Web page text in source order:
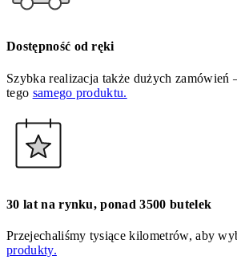
Dostępność od ręki
Szybka realizacja także dużych zamówień
tego samego produktu.
30 lat na rynku, ponad 3500 butelek
Przejechaliśmy tysiące kilometrów, aby
produkty.